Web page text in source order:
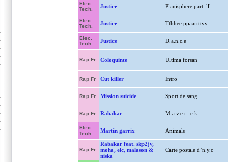
Elec.
Tech.
Justice Planisphere part. lll
Elec.
Tech.
Justice Tthhee ppaarrttyy
Elec.
Tech.
Justice D.a.n.c.e
Rap Fr Coloquinte Ultima forsan
Rap Fr Cut killer Intro
Rap Fr Mission suicide Sport de sang
Rap Fr Rabakar M.a.v.e.r.i.c.k
Elec.
Tech.
Martin garrix Animals
Rap Fr
Rabakar feat. skp2jv,
moha, elc, malason &
niska
Carte postale d’n.y.c